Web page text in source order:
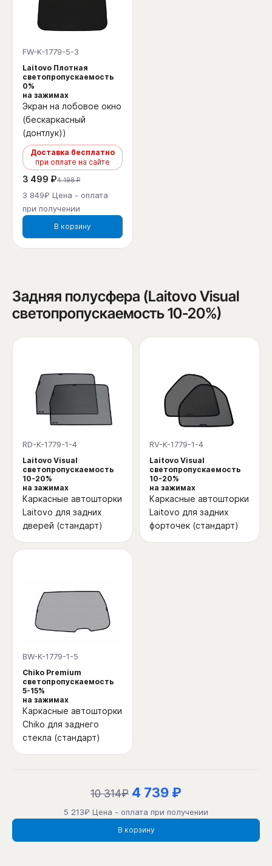
FW-K-1779-5-3
Laitovo Плотная
светопропускаемость
0%
на зажимах
Экран на лобовое окно
(бескаркасный
(донтлук))
Доставка бесплатно
при оплате на сайте
3 499 ₽4 198 ₽
3 849₽ Цена - оплата
при получении
В корзину
Задняя полусфера (Laitovo Visual
светопропускаемость 10-20%)
RD-K-1779-1-4
Laitovo Visual
светопропускаемость
10-20%
на зажимах
Каркасные автошторки
Laitovo для задних
дверей (стандарт)
RV-K-1779-1-4
Laitovo Visual
светопропускаемость
10-20%
на зажимах
Каркасные автошторки
Laitovo для задних
форточек (стандарт)
BW-K-1779-1-5
Chiko Premium
светопропускаемость
5-15%
на зажимах
Каркасные автошторки
Chiko для заднего
стекла (стандарт)
10 314₽ 4 739 ₽
5 213₽ Цена - оплата при получении
В корзину